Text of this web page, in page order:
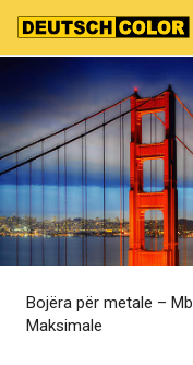
Bojëra për metale –
Maksimale